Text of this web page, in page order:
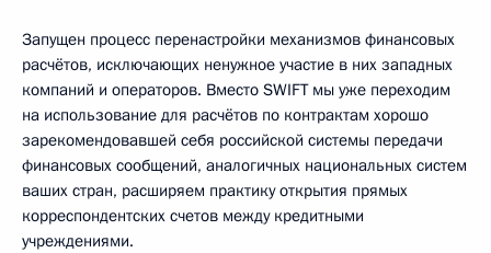
Запущен процесс перенастройки механизмов финансовых
расчётов, исключающих ненужное участие в них западных
компаний и операторов. Вместо SWIFT мы уже переходим
на использование для расчётов по контрактам хорошо
зарекомендовавшей себя российской системы передачи
финансовых сообщений, аналогичных национальных систем
ваших стран, расширяем практику открытия прямых
корреспондентских счетов между кредитными
учреждениями.